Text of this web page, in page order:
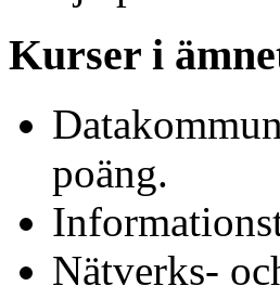
Kurser i
poäng.
Nätverks-